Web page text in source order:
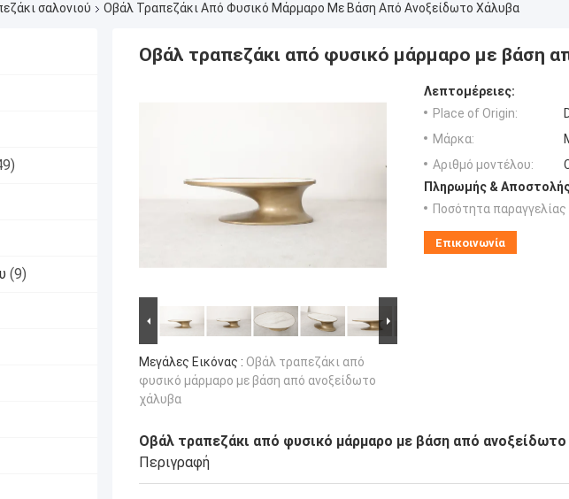
σαλονιού Οβάλ Τραπεζάκι Από Φυσικό Μάρμαρο Με Βάση Από Ανοξείδωτο Χάλυβα
(9)
Οβάλ τραπεζάκι από φυσικό μάρμαρο με βάση
Μεγάλες Εικόνας : Οβάλ τραπεζάκι από
φυσικό μάρμαρο με βάση από ανοξείδωτο
χάλυβα
Λεπτομέρειες:
Place of Origin:
Μάρκα:
Αριθμό μοντέλου:
Πληρωμής &
Ποσότητα παραγγελίας
Επικοινωνία
Οβάλ τραπεζάκι από φυσικό μάρμαρο με βάση από
Περιγραφή